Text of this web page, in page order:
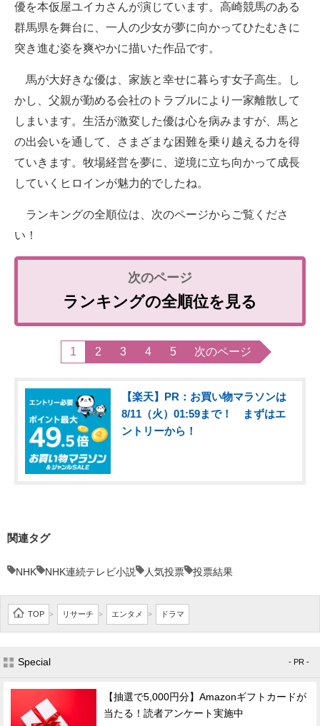
優を本仮屋ユイカさんが演じています。高崎競馬のある
群馬県を舞台に、一人の少女が夢に向かってひたむきに
突き進む姿を爽やかに描いた作品です。
馬が大好きな優は、家族と幸せに暮らす女子高生。し
かし、父親が勤める会社のトラブルにより一家離散して
しまいます。生活が激変した優は心を病みますが、馬と
の出会いを通して、さまざまな困難を乗り越える力を得
ていきます。牧場経営を夢に、逆境に立ち向かって成長
していくヒロインが魅力的でしたね。
ランキングの全順位は、次のページからご覧くださ
い！
ランキングの全順位を見る
1 2 3 4 5 次のページ
【楽天】PR：お買い物マラソンは
8/11（火）01:59まで！ まずはエ
ントリーから！
関連タグ
NHK NHK連続テレビ小説 人気投票 投票結果
TOP > リサーチ > エンタメ > ドラマ
Special - PR -
【抽選で5,000円分】Amazonギフトカードが
当たる！読者アンケート実施中